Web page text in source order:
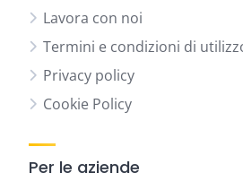
Lavora con noi
Termini e condizioni di
Privacy policy
Cookie Policy
Per le aziende